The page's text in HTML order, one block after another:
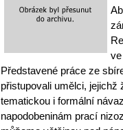
Představené práce ze
přistupovali umělci,
tematickou i formální
napodobeninám prací